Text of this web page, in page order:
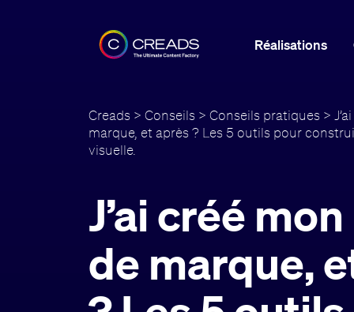
Réalisations
Creads >Conseils >Conseils pratiques >
marque, et après ? Les 5 outils pour
visuelle.
J’ai créé
de marque,